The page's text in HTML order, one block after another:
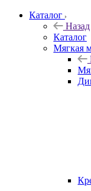
Каталог
Назад
Каталог
Мягкая